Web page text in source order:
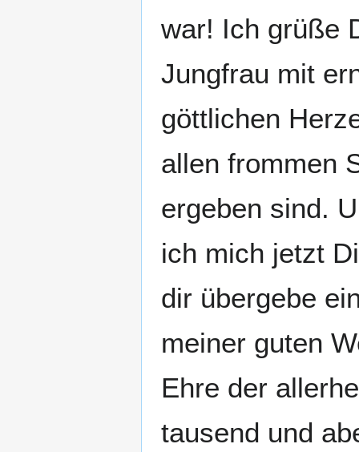
war! Ich grüße
Jungfrau mit
göttlichen
allen frommen
ergeben sind.
ich mich jetzt
dir übergebe
meiner guten
Ehre der
tausend und